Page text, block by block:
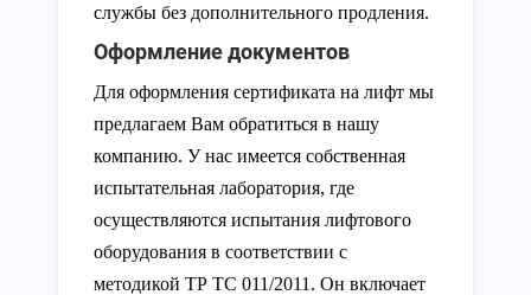
службы без дополнительного продления.
Оформление документов
Для оформления сертификата на лифт мы
предлагаем Вам обратиться в нашу
компанию. У нас имеется собственная
испытательная лаборатория, где
осуществляются испытания лифтового
оборудования в соответствии с
методикой ТР ТС 011/2011. Он включает